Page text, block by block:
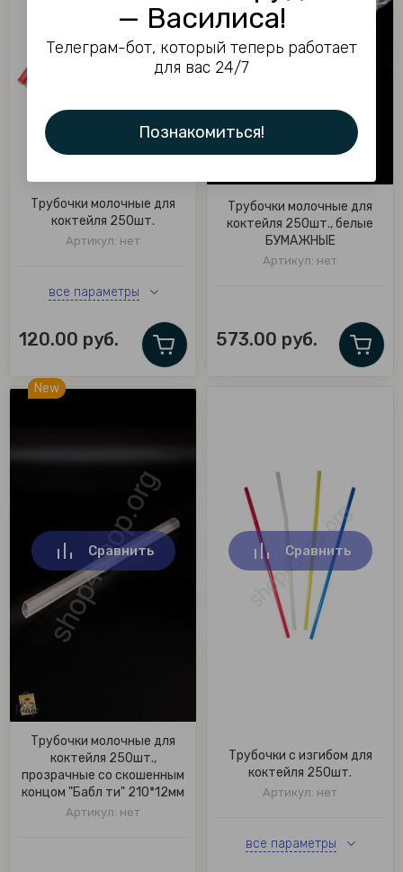
Трубочки молочные для
коктейля 250шт.
Артикул: нет
все параметры
Сравнить
120.00 руб.
Трубочки молочные для
коктейля 250шт., белые
БУМАЖНЫЕ
Артикул: нет
573.00 руб.
New
Трубочки молочные для
коктейля 250шт.,
прозрачные со скошенным
концом "Бабл ти" 210*12мм
Артикул: нет
Сравнить
Трубочки с изгибом для
коктейля 250шт.
Артикул: нет
все параметры
Сравнить
— Василиса!
Телеграм-бот, который теперь работает
для вас 24/7
Познакомиться!